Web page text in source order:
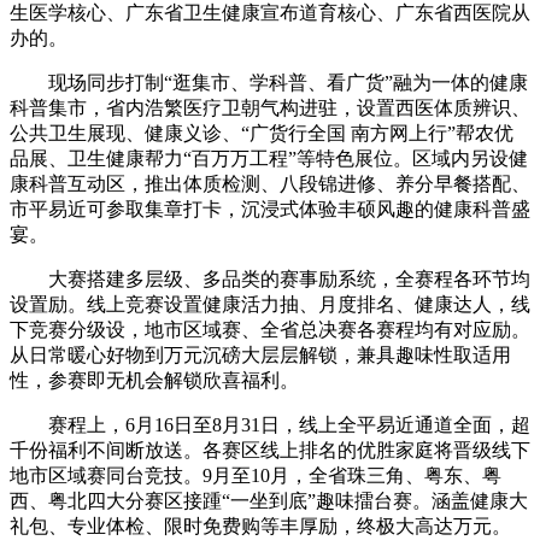
生医学核心、广东省卫生健康宣布道育核心、广东省西医院从
办的。
现场同步打制“逛集市、学科普、看广货”融为一体的健康
科普集市，省内浩繁医疗卫朝气构进驻，设置西医体质辨识、
公共卫生展现、健康义诊、“广货行全国 南方网上行”帮农优
品展、卫生健康帮力“百万万工程”等特色展位。区域内另设健
康科普互动区，推出体质检测、八段锦进修、养分早餐搭配、
市平易近可参取集章打卡，沉浸式体验丰硕风趣的健康科普盛
宴。
大赛搭建多层级、多品类的赛事励系统，全赛程各环节均
设置励。线上竞赛设置健康活力抽、月度排名、健康达人，线
下竞赛分级设，地市区域赛、全省总决赛各赛程均有对应励。
从日常暖心好物到万元沉磅大层层解锁，兼具趣味性取适用
性，参赛即无机会解锁欣喜福利。
赛程上，6月16日至8月31日，线上全平易近通道全面，超
千份福利不间断放送。各赛区线上排名的优胜家庭将晋级线下
地市区域赛同台竞技。9月至10月，全省珠三角、粤东、粤
西、粤北四大分赛区接踵“一坐到底”趣味擂台赛。涵盖健康大
礼包、专业体检、限时免费购等丰厚励，终极大高达万元。